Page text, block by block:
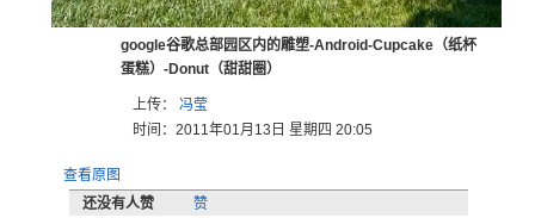
google谷歌总部园区内的雕塑-Android-Cupcake（纸杯
蛋糕）-Donut（甜甜圈）
上传： 冯莹
时间：2011年01月13日 星期四 20:05
查看原图
还没有人赞
赞